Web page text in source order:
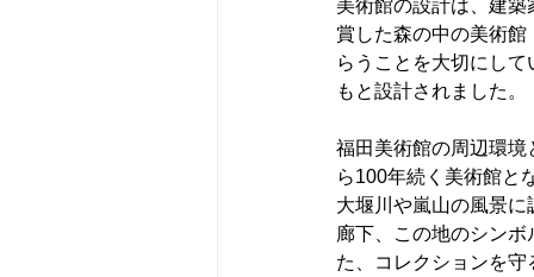
美術館の設計は、建
賞した森の中の美術
らうことを大切にし
もと設計されました。
福田美術館の周辺環
ら100年続く美術館と
大堰川や嵐山の風景
廊下、この地のシン
た、コレクションを